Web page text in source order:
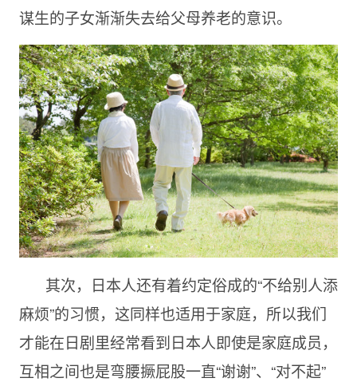
谋生的子女渐渐失去给父母养老的意识。
其次，日本人还有着约定俗成的“不给别人添
麻烦”的习惯，这同样也适用于家庭，所以我们
才能在日剧里经常看到日本人即使是家庭成员，
互相之间也是弯腰撅屁股一直“谢谢”、“对不起”